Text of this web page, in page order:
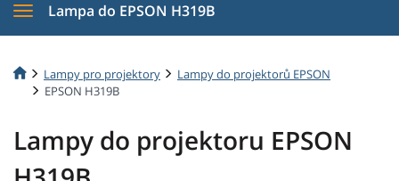
Lampa do EPSON H319B
Lampy pro projektory
Lampy do projektorů EPSON
EPSON H319B
Lampy do projektoru EPSON